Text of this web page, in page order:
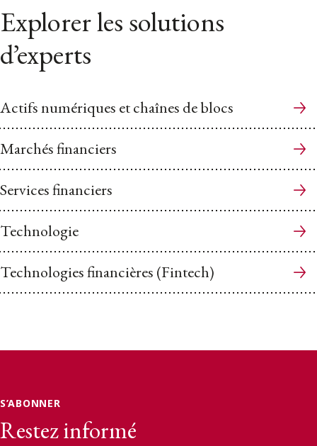
Explorer les solutions
d’experts
Actifs numériques et chaînes de blocs
Marchés financiers
Services financiers
Technologie
Technologies financières (Fintech)
S’ABONNER
Restez informé